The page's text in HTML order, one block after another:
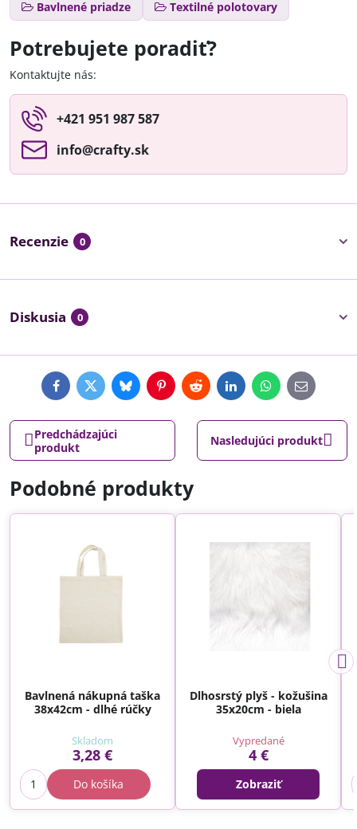
Bavlnené priadze Textilné polotovary
Potrebujete poradiť?
Kontaktujte nás:
+421 951 987 587
info​@crafty​.sk
Recenzie 0
Diskusia 0
FacebookTwitterBlueskyPinterestRedditLinkedInWhatsApp
E-
mail
Predchádzajúci
produkt
Nasledujúci produkt
Podobné produkty
Bavlnená nákupná taška
38x42cm - dlhé rúčky
Skladom
3,28 €
Do košíka
Dlhosrstý plyš - kožušina
35x20cm - biela
Vypredané
4 €
Zobraziť